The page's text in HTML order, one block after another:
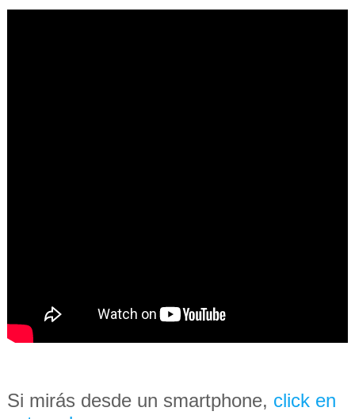
Si mirás desde un smartphone, click en